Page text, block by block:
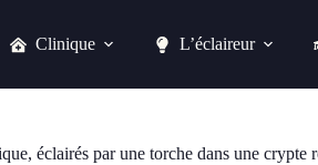
Clinique L’éclaireur